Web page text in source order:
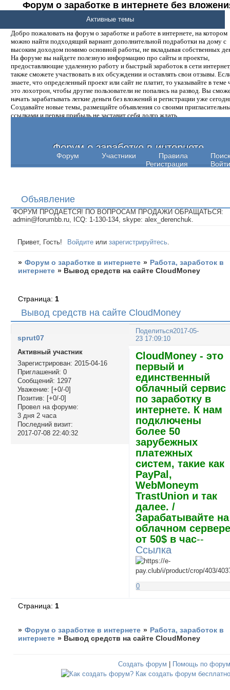
Форум о заработке в интернете без
денег.
Добро пожаловать на форум о заработке и работе в интернете, на котором
можно найти подходящий вариант дополнительной подработки на дому с
высоким доходом помимо основной работы, не вкладывая собственных
На форуме вы найдете полезную информацию про сайты и проекты,
предоставляющие удаленную работу и быстрый заработок в сети
также сможете участвовать в их обсуждении и оставлять свои отзывы.
знаете, что определенный проект или сайт не платит, то указывайте в теме
это лохотрон, чтобы другие пользователи не попались на развод. Вы
начать зарабатывать легкие деньги без вложений и регистрации уже
Создавайте новые темы, размещайте объявления со своими
ссылками и первая прибыль не заставит себя долго ждать.
Форум о заработке в интернете
Форум Участники Правила
Поиск
Регистрация
Войти
Активные темы
Объявление
ФОРУМ ПРОДАЕТСЯ! ПО ВОПРОСАМ ПРОДАЖИ ОБРАЩАТЬСЯ:
admin@forumbb.ru, ICQ: 1-130-134, skype: alex_derenchuk.
Привет, Гость! Войдите илизарегистрируйтесь
» Форум о заработке в интернете » Работа, заработок в
интернете » Вывод средств на сайте CloudMoney
Вывод средств на сайте CloudMoney
Страница: 1
Поделиться2017-05-
23 17:09:10
sprut07
Активный участник
Зарегистрирован: 2015-04-16
Приглашений: 0
Сообщений: 1297
Уважение: [+0/-0]
Позитив: [+0/-0]
Провел на форуме:
3 дня 2 часа
Последний визит:
2017-07-08 22:40:32
CloudMoney - это
первый и
единственный
облачный сервис
по заработку в
интернете. К нам
подключены
более 50
зарубежных
платежных
систем, такие как
PayPal,
WebMoneym
TrastUnion и так
далее. /
Зарабатывайте на
облачном
от 50$ в час--
Ссылка
0
Страница: 1
» Форум о заработке в интернете » Работа, заработок в
интернете » Вывод средств на сайте CloudMoney
Создать форум Помощь по